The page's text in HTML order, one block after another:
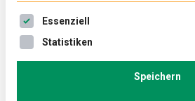
19. Juni 2021
Nicht durch Beschränkungen und
durch den Anreiz einer
internationaler pflanzlicher
Es folgt eine Liste der Service-
Essenziell
Statistiken
Speichern